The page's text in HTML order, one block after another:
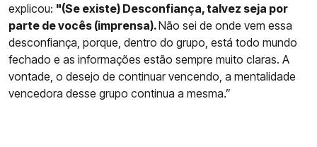
explicou: "(Se existe) Desconfiança, talvez seja por
parte de vocês (imprensa).Não sei de onde vem essa
desconfiança, porque, dentro do grupo, está todo mundo
fechado e as informações estão sempre muito claras. A
vontade, o desejo de continuar vencendo, a mentalidade
vencedora desse grupo continua a mesma.”